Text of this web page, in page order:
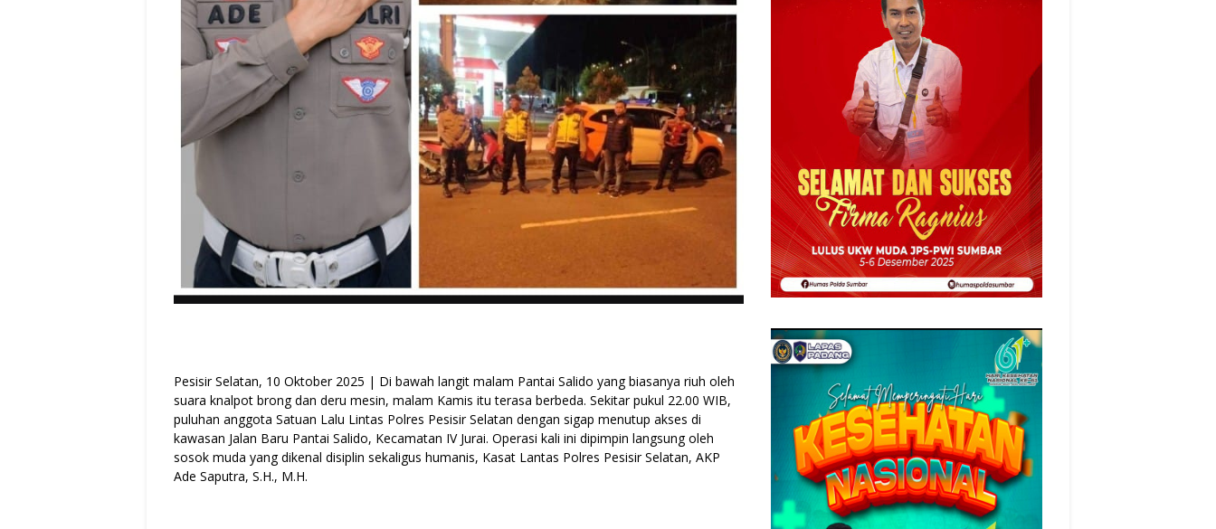
Pesisir Selatan, 10 Oktober 2025 | Di bawah langit malam Pantai Salido yang biasanya riuh oleh
suara knalpot brong dan deru mesin, malam Kamis itu terasa berbeda. Sekitar pukul 22.00 WIB,
puluhan anggota Satuan Lalu Lintas Polres Pesisir Selatan dengan sigap menutup akses di
kawasan Jalan Baru Pantai Salido, Kecamatan IV Jurai. Operasi kali ini dipimpin langsung oleh
sosok muda yang dikenal disiplin sekaligus humanis, Kasat Lantas Polres Pesisir Selatan, AKP
Ade Saputra, S.H., M.H.